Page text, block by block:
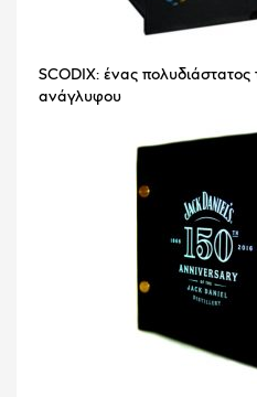
SCODIX: ένας πολυδιάστατος
ανάγλυφου